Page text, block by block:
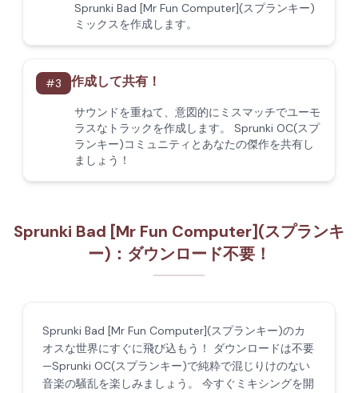
Sprunki Bad [Mr Fun Computer](スプランキー)
ミックスを作成します。
#3 作成して共有！
サウンドを重ねて、意図的にミスマッチでユーモ
ラスなトラックを作成します。 Sprunki OC(スプ
ランキー)コミュニティとあなたの傑作を共有し
ましょう！
Sprunki Bad [Mr Fun Computer](スプランキ
ー)：ダウンロード不要！
Sprunki Bad [Mr Fun Computer](スプランキー)のカ
オスな世界にすぐに飛び込もう！ ダウンロードは不要
—Sprunki OC(スプランキー)で純粋で混じりけのない
音楽の騒乱を楽しみましょう。 今すぐミキシングを開